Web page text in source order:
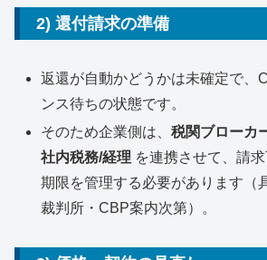
2) 還付請求の準備
返還が自動かどうかは未確定で、
ンス待ちの状態です。
そのため企業側は、税関ブローカ
社内税務/経理 を連携させて、請
期限を管理する必要があります（
裁判所・CBP案内次第）。